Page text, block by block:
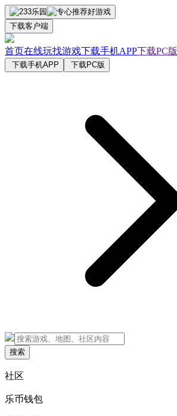
下载客户端
首页在线玩找游戏下载手机APP下载PC版
下载手机APP 下载PC版
搜索
社区
乐币钱包